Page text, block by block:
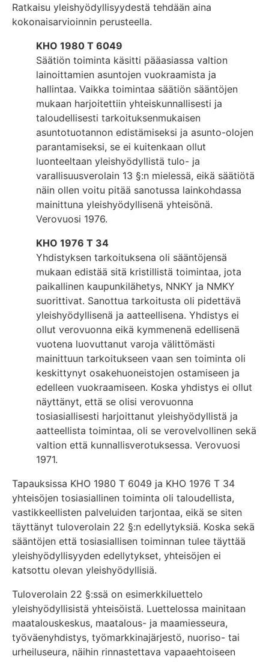
Ratkaisu yleishyödyllisyydestä tehdään aina
kokonaisarvioinnin perusteella.
KHO 1980 T 6049
Säätiön toiminta käsitti pääasiassa valtion
lainoittamien asuntojen vuokraamista ja
hallintaa. Vaikka toimintaa säätiön sääntöjen
mukaan harjoitettiin yhteiskunnallisesti ja
taloudellisesti tarkoituksenmukaisen
asuntotuotannon edistämiseksi ja asunto-olojen
parantamiseksi, se ei kuitenkaan ollut
luonteeltaan yleishyödyllistä tulo- ja
varallisuusverolain 13 §:n mielessä, eikä säätiötä
näin ollen voitu pitää sanotussa lainkohdassa
mainittuna yleishyödyllisenä yhteisönä.
Verovuosi 1976.
KHO 1976 T 34
Yhdistyksen tarkoituksena oli sääntöjensä
mukaan edistää sitä kristillistä toimintaa, jota
paikallinen kaupunkilähetys, NNKY ja NMKY
suorittivat. Sanottua tarkoitusta oli pidettävä
yleishyödyllisenä ja aatteellisena. Yhdistys ei
ollut verovuonna eikä kymmenenä edellisenä
vuotena luovuttanut varoja välittömästi
mainittuun tarkoitukseen vaan sen toiminta oli
keskittynyt osakehuoneistojen ostamiseen ja
edelleen vuokraamiseen. Koska yhdistys ei ollut
näyttänyt, että se olisi verovuonna
tosiasiallisesti harjoittanut yleishyödyllistä ja
aatteellista toimintaa, oli se verovelvollinen sekä
valtion että kunnallisverotuksessa. Verovuosi
1971.
Tapauksissa KHO 1980 T 6049 ja KHO 1976 T 34
yhteisöjen tosiasiallinen toiminta oli taloudellista,
vastikkeellisten palveluiden tarjontaa, eikä se siten
täyttänyt tuloverolain 22 §:n edellytyksiä. Koska sekä
sääntöjen että tosiasiallisen toiminnan tulee täyttää
yleishyödyllisyyden edellytykset, yhteisöjen ei
katsottu olevan yleishyödyllisiä.
Tuloverolain 22 §:ssä on esimerkkiluettelo
yleishyödyllisistä yhteisöistä. Luettelossa mainitaan
maatalouskeskus, maatalous- ja maamiesseura,
työväenyhdistys, työmarkkinajärjestö, nuoriso- tai
urheiluseura, näihin rinnastettava vapaaehtoiseen